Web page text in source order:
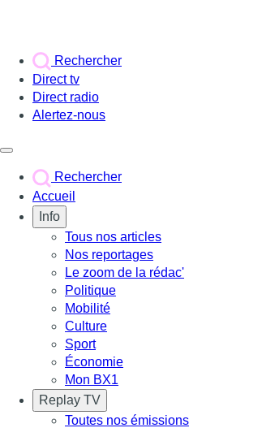
Rechercher
Direct tv
Direct radio
Alertez-nous
Rechercher
Accueil
Info
Tous nos articles
Nos reportages
Le zoom de la rédac'
Politique
Mobilité
Culture
Sport
Économie
Mon BX1
Replay TV
Toutes nos émissions